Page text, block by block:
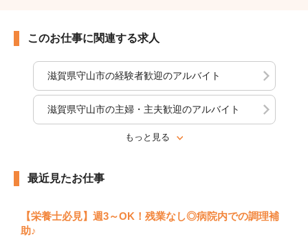
このお仕事に関連する求人
滋賀県守山市の経験者歓迎のアルバイト
滋賀県守山市の主婦・主夫歓迎のアルバイト
もっと見る
最近見たお仕事
【栄養士必見】週3～OK！残業なし◎病院内での調理補
助♪